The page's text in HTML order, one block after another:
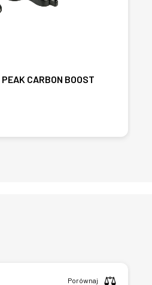
CARBON BOOST
Porównaj